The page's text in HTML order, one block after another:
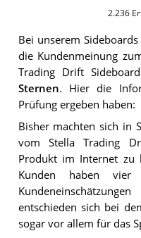
2.236
Bei unseremSideboards
die Kundenmeinung
Trading Drift Sideboard
Sternen. Hier die
Prüfung ergeben haben:
Bisher machten sich in
vom Stella Trading
Produkt im Internet zu
Kunden haben
entschieden sich bei
sogar vor allem für das